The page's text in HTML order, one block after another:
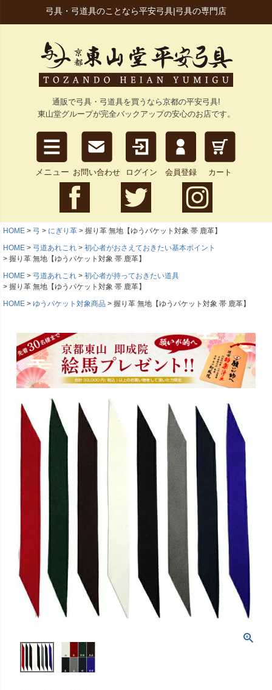
弓具・弓道具のことなら平安弓具|弓具の専門店
通販で弓具・弓道具を買うなら京都の平安弓具!
東山堂グループが完全バックアップの安心のお店です。
メニュー お問い合わせ ログイン 会員登録 カート
HOME 弓 にぎり革
握り革 無地【ゆうパケット対象 帯 鹿革】
HOME
弓道あれこれ
初心者がおさえておきたい基本ポイント
握り革 無地【ゆうパケット対象 帯 鹿革】
HOME
弓道あれこれ
初心者が持っておきたい道具
握り革 無地【ゆうパケット対象 帯 鹿革】
HOME
ゆうパケット対象商品 握り革 無地【ゆうパケット対象 帯 鹿革】